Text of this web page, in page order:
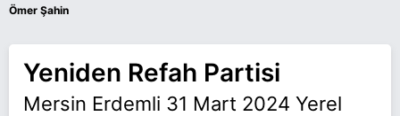
Ömer Şahin
Yeniden Refah Partisi
Mersin Erdemli 31 Mart 2024 Yerel